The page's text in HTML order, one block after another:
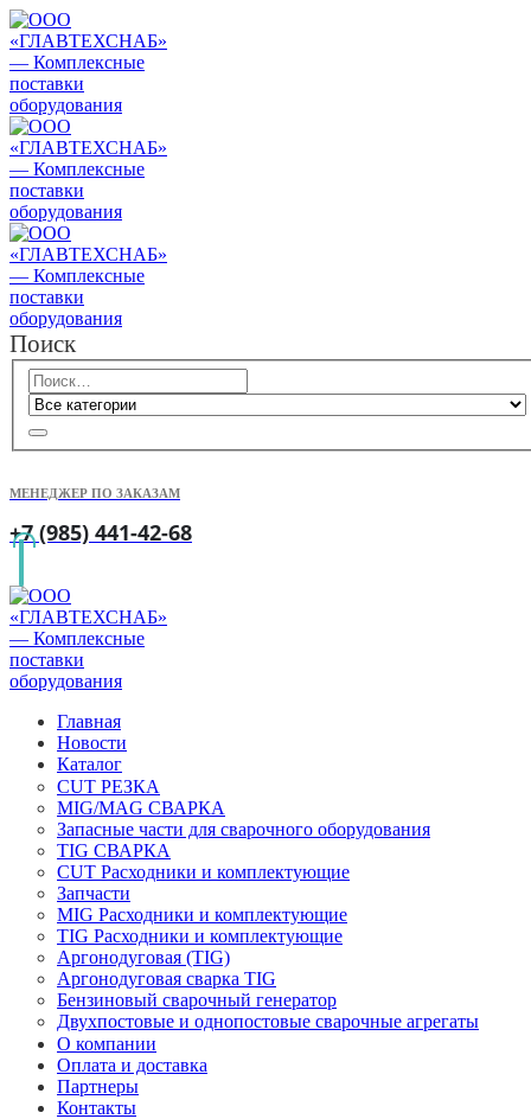
Поиск
МЕНЕДЖЕР ПО ЗАКАЗАМ
+7 (985) 441-42-68
Главная
Новости
Каталог
CUT РЕЗКА
MIG/MAG СВАРКА
Запасные части для сварочного оборудования
TIG СВАРКА
CUT Расходники и комплектующие
Запчасти
MIG Расходники и комплектующие
TIG Расходники и комплектующие
Аргонодуговая (TIG)
Аргонодуговая сварка TIG
Бензиновый сварочный генератор
Двухпостовые и однопостовые сварочные агрегаты
О компании
Оплата и доставка
Партнеры
Контакты